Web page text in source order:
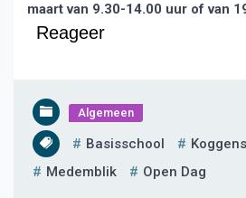
maart van 9.30-14.00 uur of van
Reageer
Algemeen
Basisschool
Medemblik
Open Dag